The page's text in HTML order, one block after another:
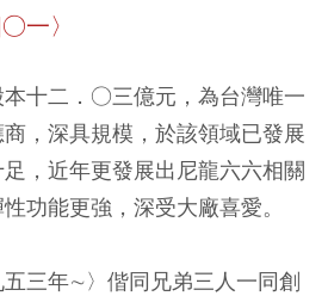
一〉
十二．○三億元，為台灣唯一
商，深具規模，於該領域已發展
，近年更發展出尼龍六六相關
功能更強，深受大廠喜愛。
三年∼〉偕同兄弟三人一同創